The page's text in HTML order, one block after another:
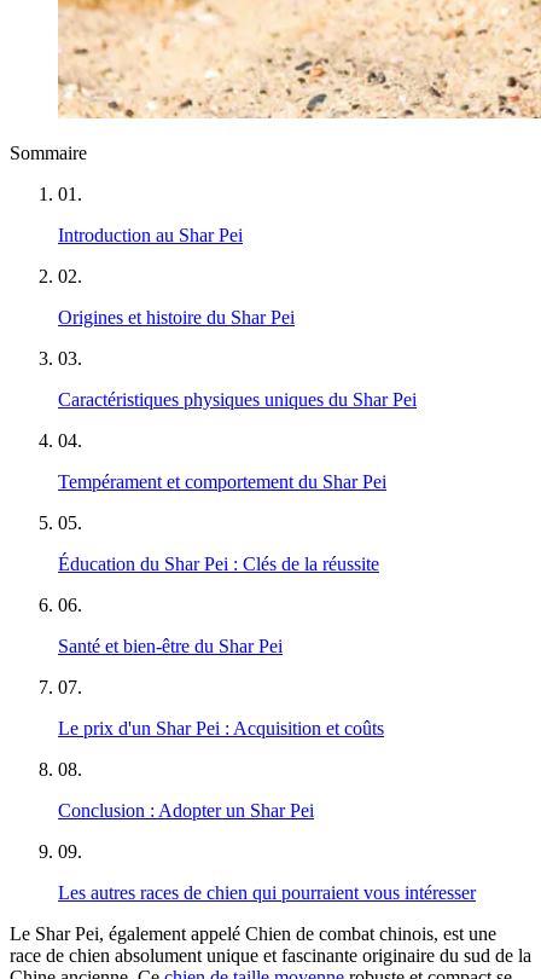
Sommaire
01 .
Introduction au Shar Pei
02.
Origines et histoire du Shar Pei
03.
Caractéristiques physiques uniques du Shar Pei
04.
Tempérament et comportement du Shar Pei
05.
Éducation du Shar Pei : Clés de la réussite
06.
Santé et bien-être du Shar Pei
07.
Le prix d'un Shar Pei : Acquisition et coûts
08.
Conclusion : Adopter un Shar Pei
09.
Les autres races de chien qui pourraient vous intéresser
Le Shar Pei, également appelé Chien de combat chinois, est une
race de chien absolument unique et fascinante originaire du sud de la